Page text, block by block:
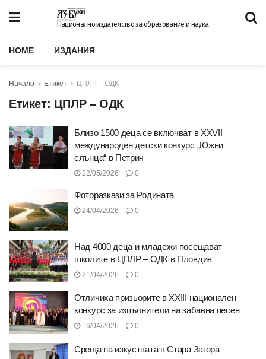
Национално издателство за образование и наука
HOME ИЗДАНИЯ
Начало Етикет ЦПЛР – ОДК
Етикет: ЦПЛР – ОДК
Близо 1500 деца се включват в XXVII
международен детски конкурс „Южни
слънца“ в Петрич
22/05/2026 0
Фоторазкази за Родината
24/04/2026 0
Над 4000 деца и младежи посещават
школите в ЦПЛР – ОДК в Пловдив
21/04/2026 0
Отличиха призьорите в XXIII национален
конкурс за изпълнители на забавна песен
16/04/2026 0
Среща на изкуствата в Стара Загора